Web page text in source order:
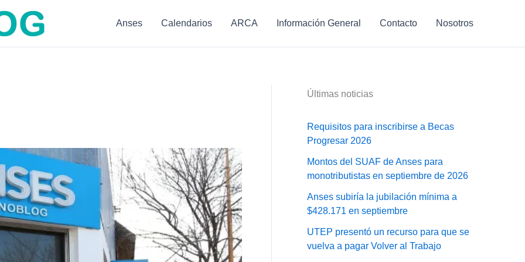
Anses Calendarios ARCA Información General Contacto Nosotros
Últimas noticias
Requisitos para inscribirse a Becas
Progresar 2026
Montos del SUAF de Anses para
monotributistas en septiembre de 2026
Anses subiría la jubilación mínima a
$428.171 en septiembre
UTEP presentó un recurso para que se
vuelva a pagar Volver al Trabajo